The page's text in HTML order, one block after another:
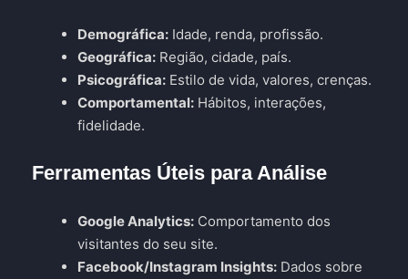
Demográfica: Idade, renda, profissão.
Geográfica: Região, cidade, país.
Psicográfica: Estilo de vida, valores, crenças.
Comportamental: Hábitos, interações,
fidelidade.
Ferramentas Úteis para Análise
Google Analytics: Comportamento dos
visitantes do seu site.
Facebook/Instagram Insights: Dados sobre